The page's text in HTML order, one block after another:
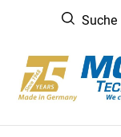
springen
Suche